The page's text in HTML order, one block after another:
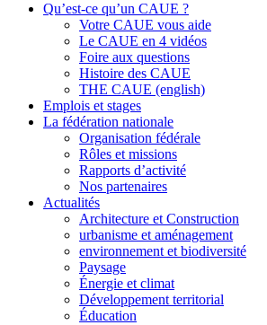
Qu’est-ce qu’un CAUE ?
Votre CAUE vous aide
Le CAUE en 4 vidéos
Foire aux questions
Histoire des CAUE
THE CAUE (english)
Emplois et stages
La fédération nationale
Organisation fédérale
Rôles et missions
Rapports d’activité
Nos partenaires
Actualités
Architecture et Construction
urbanisme et aménagement
environnement et biodiversité
Paysage
Énergie et climat
Développement territorial
Éducation